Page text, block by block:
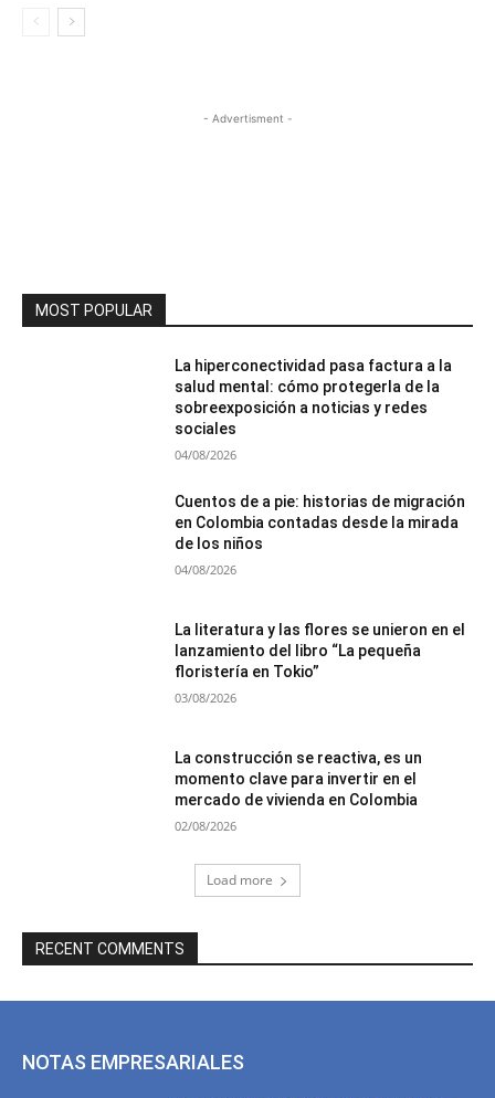
- Advertisment -
MOST POPULAR
La hiperconectividad pasa factura a la
salud mental: cómo protegerla de la
sobreexposición a noticias y redes
sociales
04/08/2026
Cuentos de a pie: historias de migración
en Colombia contadas desde la mirada
de los niños
04/08/2026
La literatura y las flores se unieron en el
lanzamiento del libro “La pequeña
floristería en Tokio”
03/08/2026
La construcción se reactiva, es un
momento clave para invertir en el
mercado de vivienda en Colombia
02/08/2026
Load more
RECENT COMMENTS
NOTAS EMPRESARIALES